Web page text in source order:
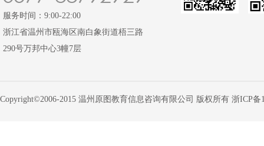
服务时间：9:00-22:00
浙江省温州市瓯海区南白象街道梧三路
290号万邦中心3幢7层
Copyright©2006-2015 温州原图教育信息咨询有限公司 版权所有 浙ICP备